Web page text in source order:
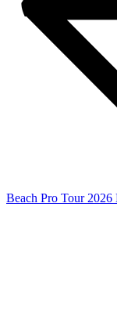
Beach Pro Tour 2026